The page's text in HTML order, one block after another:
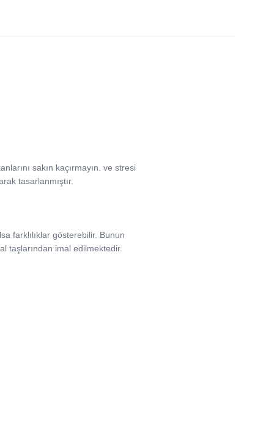
sakın kaçırmayın. ve stresi
tasarlanmıştır.
farklılıklar gösterebilir. Bunun
taşlarından imal edilmektedir.